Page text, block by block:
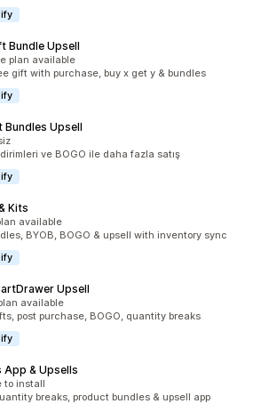
Bundle Upsell
plan available
gift with purchase, buy x get y & bundles
Bundles Upsell
ve BOGO ile daha fazla satış
Kits
available
BYOB, BOGO & upsell with inventory sync
Upsell
available
post purchase, BOGO, quantity breaks
App & Upsells
to install
breaks, product bundles & upsell app